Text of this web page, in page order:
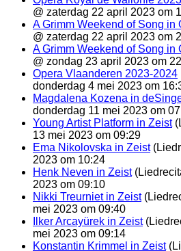
@ zaterdag 22 april 2023 om
A Grimm Weekend of Song in
@ zaterdag 22 april 2023 om
A Grimm Weekend of Song in
@ zondag 23 april 2023 om
Opera Vlaanderen 2023-2024
donderdag 4 mei 2023 om
Magdalena Kozena in
donderdag 11 mei 2023 om
Young Artist Platform in Zeist
13 mei 2023 om 09:29
Ema Nikolovska in Zeist
2023 om 10:24
Henk Neven in Zeist
2023 om 09:10
Nikki Treurniet in Zeist
mei 2023 om 09:40
Ilker Arcayürek in Zeist
mei 2023 om 09:14
Konstantin Krimmel in Zeist